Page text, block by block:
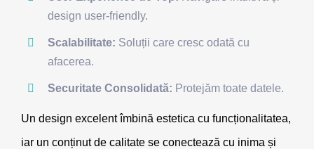
design user-friendly.
Scalabilitate: Soluții care cresc odată cu
afacerea.
Securitate Consolidată: Protejăm toate datele.
Un design excelent îmbină estetica cu funcționalitatea,
iar un conținut de calitate se conectează cu inima și